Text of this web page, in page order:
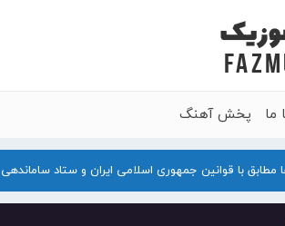
ما پخش آهنگ
مطابق با قوانین جمهوری اسلامی ایران و ستاد